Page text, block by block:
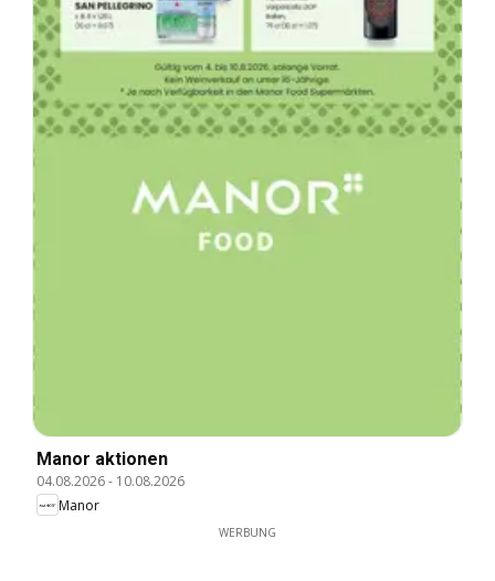
Manor aktionen
04.08.2026- 10.08.2026
Manor
WERBUNG